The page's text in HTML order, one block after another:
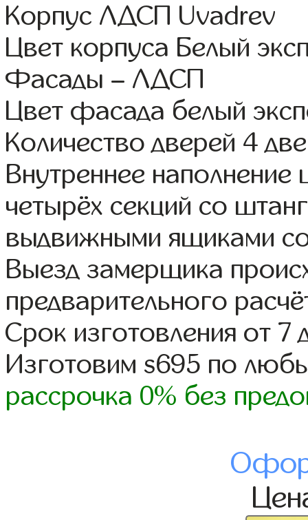
Корпус ЛДСП Uvadrev
Цвет корпуса Белый
Фасады – ЛДСП
Цвет фасада белый
Количество дверей 4
Внутреннее
четырёх секций со
выдвижными ящиками
Выезд замерщика
предварительного
Срок изготовления от 7
Изготовим s695 по
рассрочка 0% без